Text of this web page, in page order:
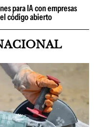
para IA con empresas
código abierto